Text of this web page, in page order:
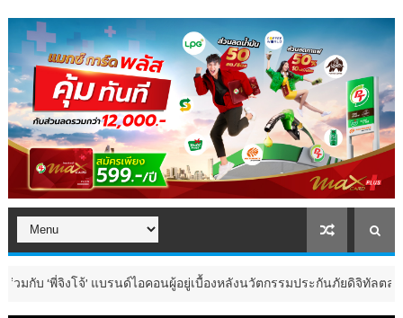
โจ้’ แบรนด์ไอคอนผู้อยู่เบื้องหลังนวัตกรรมประกันภัยดิจิทัลตลอดหนึ่งทศวรร